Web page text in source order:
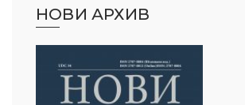
НОВИ АРХИВ